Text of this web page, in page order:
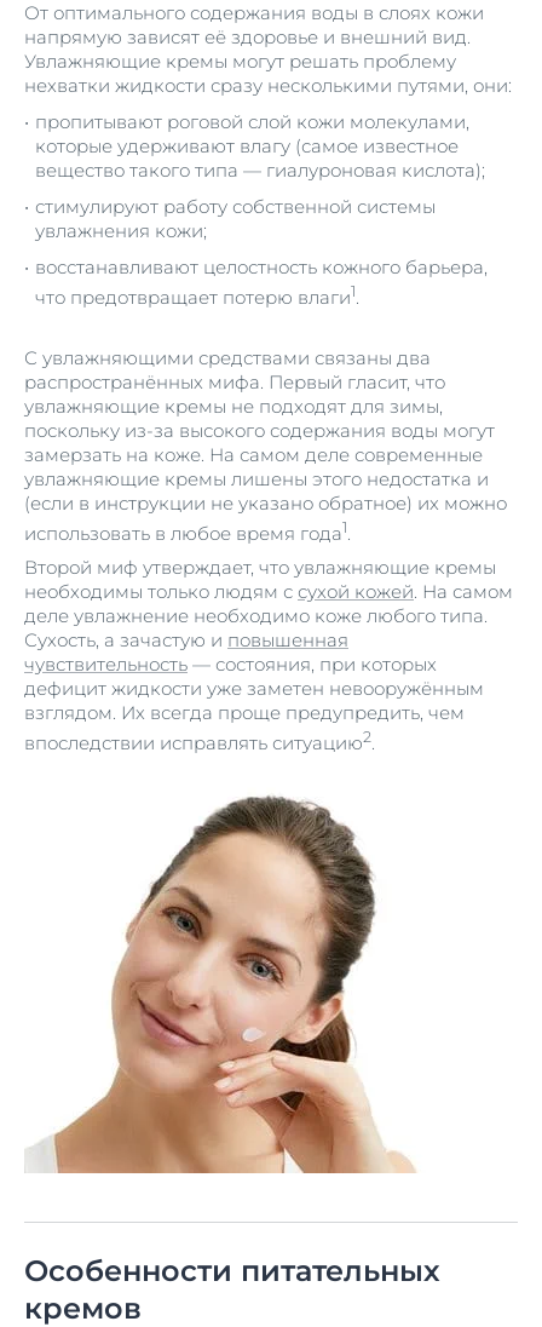
От оптимального содержания воды в слоях кожи
напрямую зависят её здоровье и внешний вид.
Увлажняющие кремы могут решать проблему
нехватки жидкости сразу несколькими путями, они:
пропитывают роговой слой кожи молекулами,
которые удерживают влагу (самое известное
вещество такого типа — гиалуроновая кислота);
стимулируют работу собственной системы
увлажнения кожи;
восстанавливают целостность кожного барьера,
что предотвращает потерю влаги1.
С увлажняющими средствами связаны два
распространённых мифа. Первый гласит, что
увлажняющие кремы не подходят для зимы,
поскольку из-за высокого содержания воды могут
замерзать на коже. На самом деле современные
увлажняющие кремы лишены этого недостатка и
(если в инструкции не указано обратное) их можно
использовать в любое время года1.
Второй миф утверждает, что увлажняющие кремы
необходимы только людям с сухой кожей. На самом
деле увлажнение необходимо коже любого типа.
Сухость, а зачастую и повышенная
чувствительность — состояния, при которых
дефицит жидкости уже заметен невооружённым
взглядом. Их всегда проще предупредить, чем
впоследствии исправлять ситуацию2.
Особенности питательных
кремов